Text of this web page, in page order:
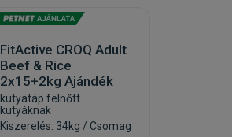
FitActive CROQ Adult
Beef & Rice
2x15+2kg Ajándék
kutyatáp felnőtt
kutyáknak
Kiszerelés: 34kg / Csomag